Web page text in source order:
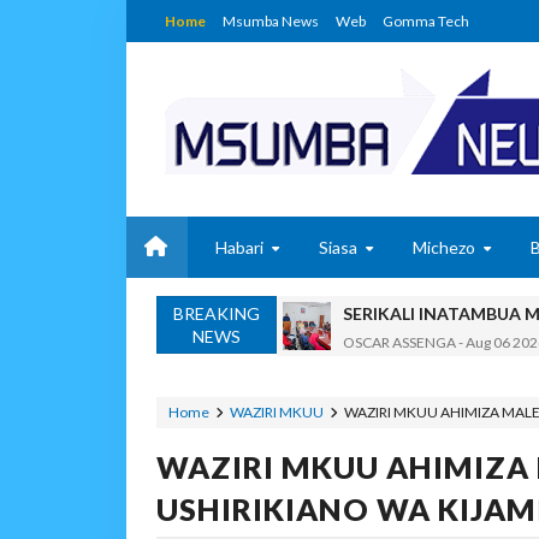
Home Msumba News Web Gomma Tech
Habari Siasa Michezo
BREAKING
NEWS
SERIKALI INATAMBUA
OSCAR ASSENGA-Aug 06
BRELA YATOA ELIMU YA
Alex Sonna - Aug 06 2026
OSCAR ASSENGA-Aug 06
Home WAZIRI MKUU WAZIRI MKUU AHIMIZA
WAZIRI MKUU AHIMIZA
USHIRIKIANO WA